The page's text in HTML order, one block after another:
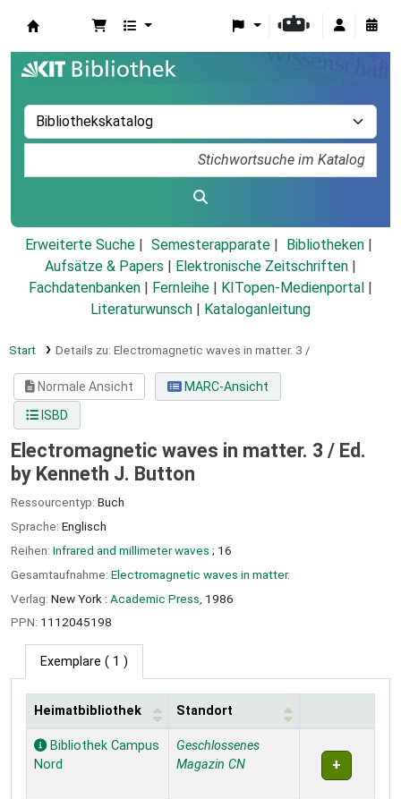
Erweiterte Suche Semesterapparate
Bibliotheken
Aufsätze & Papers
Elektronische Zeitschriften
Fachdatenbanken
Fernleihe KITopen-Medienportal
Literaturwunsch
Kataloganleitung
Start Details zu: Electromagnetic waves in matter. 3 /
Normale Ansicht
MARC-Ansicht
ISBD
Electromagnetic waves in matter. 3 / Ed.
by Kenneth J. Button
Ressourcentyp: Buch
Sprache: Englisch
Reihen: Infrared and millimeter waves ; 16
Gesamtaufnahme: Electromagnetic waves in matter.
Verlag: New York : Academic Press, 1986
PPN: 1112045198
Exemplare ( 1 )
Exemplare
Heimatbibliothek Standort
Bibliothek Campus
Nord
Geschlossenes
Magazin CN